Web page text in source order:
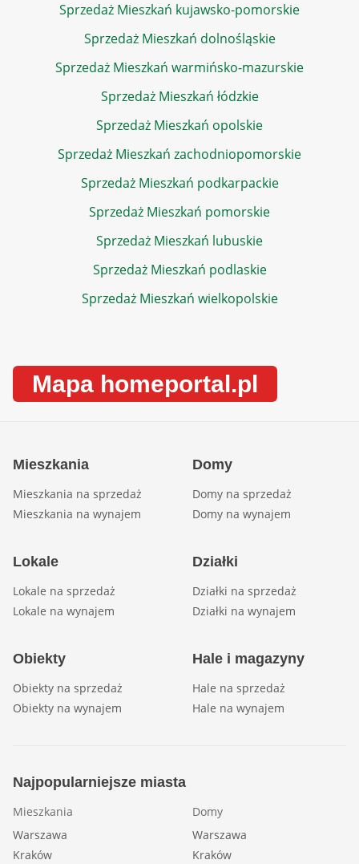
Sprzedaż Mieszkań kujawsko-pomorskie
Sprzedaż Mieszkań dolnośląskie
Sprzedaż Mieszkań warmińsko-mazurskie
Sprzedaż Mieszkań łódzkie
Sprzedaż Mieszkań opolskie
Sprzedaż Mieszkań zachodniopomorskie
Sprzedaż Mieszkań podkarpackie
Sprzedaż Mieszkań pomorskie
Sprzedaż Mieszkań lubuskie
Sprzedaż Mieszkań podlaskie
Sprzedaż Mieszkań wielkopolskie
Mapa homeportal.pl
Mieszkania
Mieszkania na sprzedaż
Mieszkania na wynajem
Domy
Domy na sprzedaż
Domy na wynajem
Lokale
Lokale na sprzedaż
Lokale na wynajem
Działki
Działki na sprzedaż
Działki na wynajem
Obiekty
Obiekty na sprzedaż
Obiekty na wynajem
Hale i magazyny
Hale na sprzedaż
Hale na wynajem
Najpopularniejsze miasta
Mieszkania
Warszawa
Kraków
Domy
Warszawa
Kraków